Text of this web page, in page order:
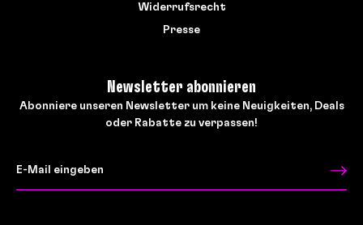
Widerrufsrecht
Presse
Newsletter abonnieren
Abonniere unseren Newsletter um keine Neuigkeiten, Deals
oder Rabatte zu verpassen!